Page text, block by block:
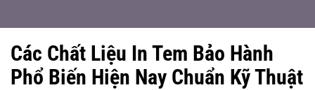
Các Chất Liệu In Tem Bảo Hành
Phổ Biến Hiện Nay Chuẩn Kỹ Thuật